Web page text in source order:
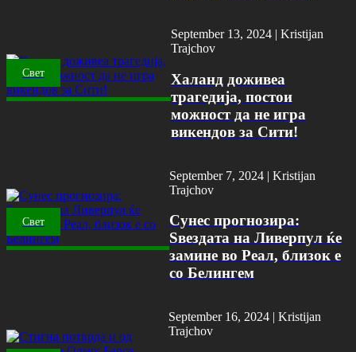
Свет
September 13, 2024 | Kristijan
Trajchov
Халанд доживеа
трагедија, постои
можност да не игра
викендов за Сити!
Свет
September 7, 2024 | Kristijan
Trajchov
Сунес прогнозира:
Ѕвездата на Ливерпул ќе
замине во Реал, близок е
со Белингем
September 16, 2024 | Kristijan
Trajchov